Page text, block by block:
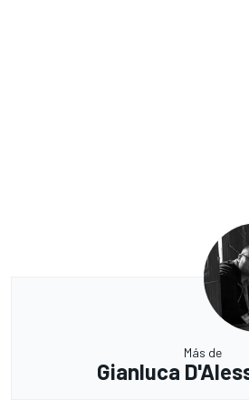
Más de
Gianluca